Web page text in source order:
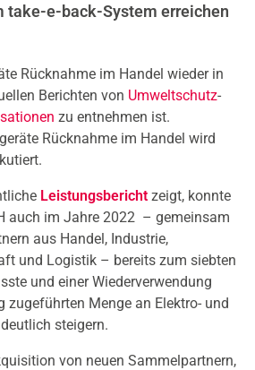
take-e-back-System erreichen
Rücknahme im Handel wieder in
Berichten von Umweltschutz-
zu entnehmen ist.
Rücknahme im Handel wird
Leistungsbericht zeigt, konnte
auch im Jahre 2022 – gemeinsam
aus Handel, Industrie,
und Logistik – bereits zum siebten
und einer Wiederverwendung
zugeführten Menge an Elektro- und
steigern.
von neuen Sammelpartnern,